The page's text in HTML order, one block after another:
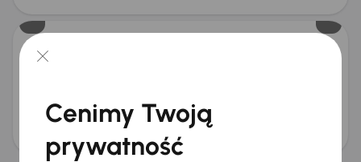
Fiat Grande Punto
Miesięczna rata
Cenimy Twoją
prywatność